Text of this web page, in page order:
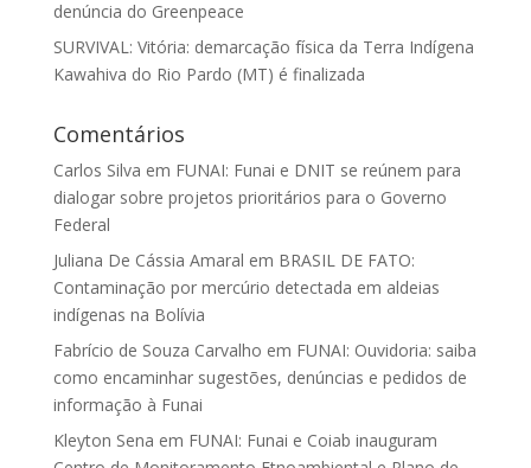
denúncia do Greenpeace
SURVIVAL: Vitória: demarcação física da Terra Indígena
Kawahiva do Rio Pardo (MT) é finalizada
Comentários
Carlos Silva em FUNAI: Funai e DNIT se reúnem para
dialogar sobre projetos prioritários para o Governo
Federal
Juliana De Cássia Amaral em BRASIL DE FATO:
Contaminação por mercúrio detectada em aldeias
indígenas na Bolívia
Fabrício de Souza Carvalho em FUNAI: Ouvidoria: saiba
como encaminhar sugestões, denúncias e pedidos de
informação à Funai
Kleyton Sena em FUNAI: Funai e Coiab inauguram